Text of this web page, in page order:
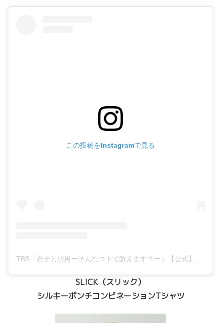
この投稿をInstagramで見る
SLICK（スリック）
シルキーポンチコンビネーションTシャツ